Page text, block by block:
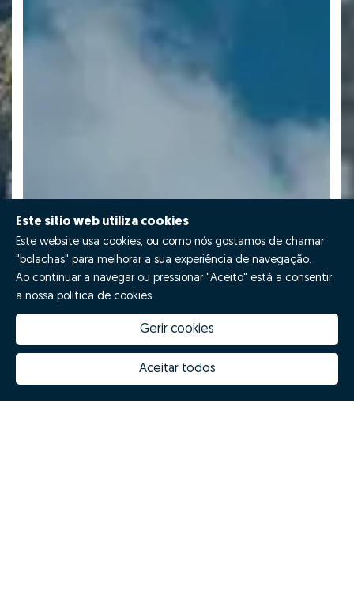
Este sitio web utiliza cookies
Este website usa cookies, ou como nós gostamos de chamar
"bolachas" para melhorar a sua experiência de navegação.
Ao continuar a navegar ou pressionar "Aceito" está a consentir
a nossa política de cookies.
Gerir cookies
Aceitar todos